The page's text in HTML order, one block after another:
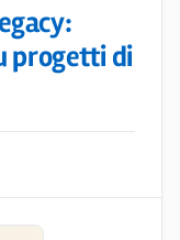
progetti di